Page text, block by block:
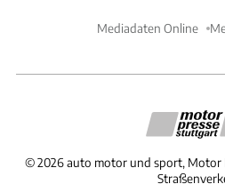
Mediadaten Online
©2026 auto motor und sport, Motor